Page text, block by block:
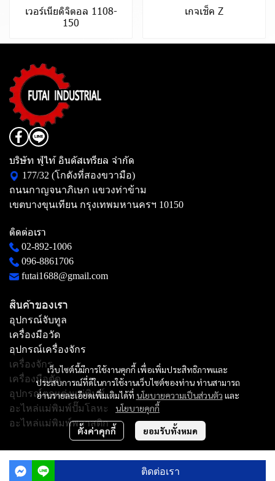
เวอร์เนียดิจิตอล 1108-
150
เกจเช็ค Z
ติดต่อเรา
เว็บไซต์นี้มีการใช้งานคุกกี้ เพื่อเพิ่มประสิทธิภาพและ
ประสบการณ์ที่ดีในการใช้งานเว็บไซต์ของท่าน ท่านสามารถ
อ่านรายละเอียดเพิ่มเติมได้ที่ นโยบายความเป็นส่วนตัว และ
นโยบายคุกกี้
ตั้งค่าคุกกี้ ยอมรับทั้งหมด
บริษัท ฟู่ไท้ อินดัสเทรียล จำกัด
177/32 (โกดังที่สองขวามือ)
ถนนกาญจนาภิเษก แขวงท่าข้าม
เขตบางขุนเทียน กรุงเทพมหานครฯ 10150
ติดต่อเรา
02-892-1006
096-8861706
futai1688@gmail.com
สินค้าของเรา
อุปกรณ์จับทูล
เครื่องมือวัด
อุปกรณ์เครื่องจักร
เครื่องจักร
เครื่องมือตัด
อุปกรณ์ตกแต่งแม่พิมพ์
อะไหล่แม่พิมพ์ปั๊มโลหะ
อะไหล่แม่พิมพ์พลาสติก
Copyright | All Rights Reserved | Powered by MWE